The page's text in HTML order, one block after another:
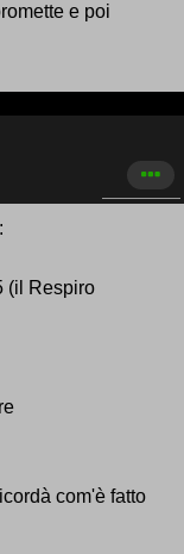
e poi
:
(il Respiro
com'è fatto